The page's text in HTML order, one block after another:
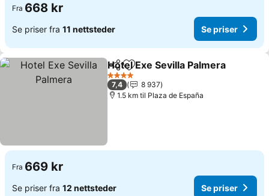
Fra 668 kr
Se priser fra 11 nettsteder Se priser
Del Legg til i favoritter
Hotel Exe Sevilla Palmera
4 Stjerner
7,4
8 937
1.5 km til Plaza de España
Fra 669 kr
Se priser fra 12 nettsteder Se priser